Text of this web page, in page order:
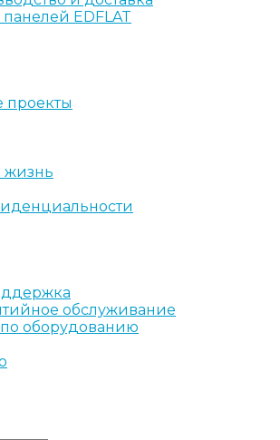
EDFLAT
проекты
жизнь
обслуживание
оборудованию